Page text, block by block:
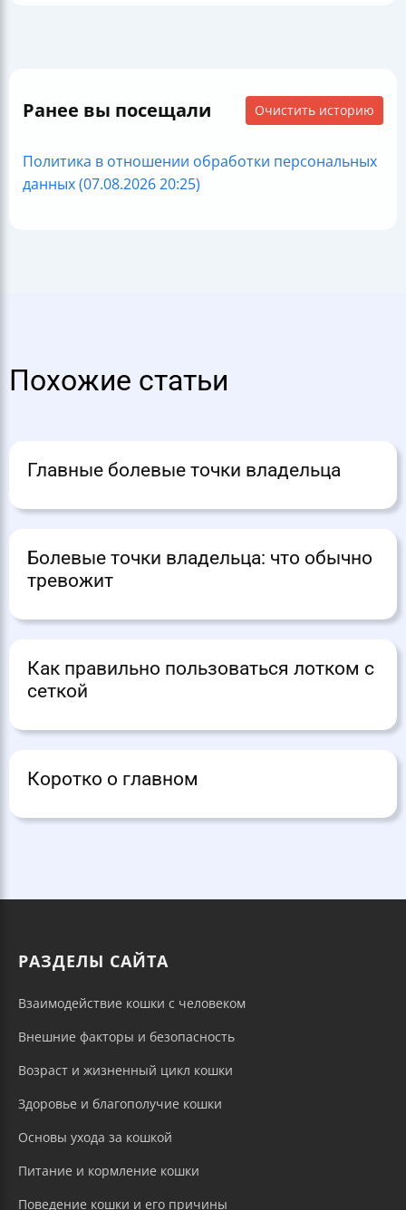
Ранее вы посещали Очистить историю
Политика в отношении обработки персональных
данных (07.08.2026 20:25)
Похожие статьи
Главные болевые точки владельца
Болевые точки владельца: что обычно
тревожит
Как правильно пользоваться лотком с
сеткой
Коротко о главном
РАЗДЕЛЫ САЙТА
Взаимодействие кошки с человеком
Внешние факторы и безопасность
Возраст и жизненный цикл кошки
Здоровье и благополучие кошки
Основы ухода за кошкой
Питание и кормление кошки
Поведение кошки и его причины